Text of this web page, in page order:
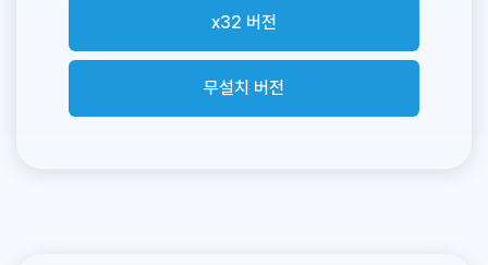
x32 버전
무설치 버전